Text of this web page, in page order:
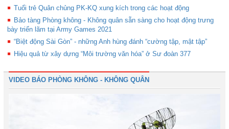
Tuổi trẻ Quân chủng PK-KQ xung kích trong các hoạt động
Bảo tàng Phòng không - Không quân sẵn sàng cho hoạt động trưng
bày triển lãm tại Army Games 2021
“Biệt động Sài Gòn” - những Anh hùng đánh “cường tập, mật tập”
Hiệu quả từ xây dựng “Môi trường văn hóa” ở Sư đoàn 377
VIDEO BÁO PHÒNG KHÔNG - KHÔNG QUÂN